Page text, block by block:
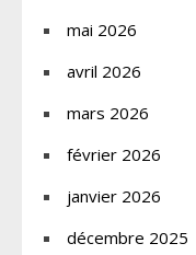
mai 2026
avril 2026
mars 2026
février 2026
janvier 2026
décembre 2025